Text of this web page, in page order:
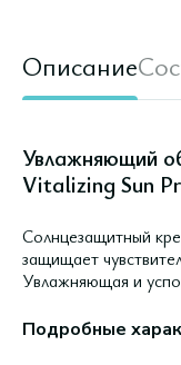
Описание
Увлажняющий
Vitalizing Sun
Солнцезащитный
защищает
Увлажняющая и
Подробные